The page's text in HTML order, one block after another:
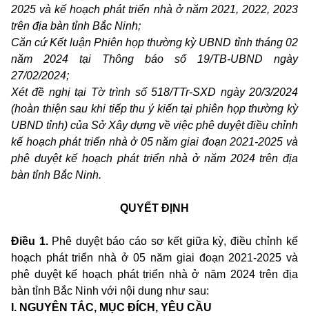
2025 và kế hoạch phát triển nhà ở năm 2021, 2022, 2023
trên địa bàn tỉnh Bắc Ninh;
Căn cứ Kết luận Phiên họp thường kỳ UBND tỉnh tháng 02
năm 2024 tại Thông báo số 19/TB-UBND ngày
27/02/2024;
Xét đề nghị tại Tờ trình số 518/TTr-SXD ngày 20/3/2024
(hoàn thiện sau khi tiếp thu ý kiến tại phiên họp thường kỳ
UBND tỉnh) của Sở Xây dựng về việc phê duyệt điều chỉnh
kế hoạch phát triển nhà ở 05 năm giai đoạn 2021-2025 và
phê duyệt kế hoạch phát triển nhà ở năm 2024 trên địa
bàn tỉnh Bắc Ninh.
QUYẾT ĐỊNH
Điều 1. Phê duyệt báo cáo sơ kết giữa kỳ, điều chỉnh kế
hoạch phát triển nhà ở 05 năm giai đoạn 2021-2025 và
phê duyệt kế hoạch phát triển nhà ở năm 2024 trên địa
bàn tỉnh Bắc Ninh với nội dung như sau:
I. NGUYÊN TẮC, MỤC ĐÍCH, YÊU CẦU